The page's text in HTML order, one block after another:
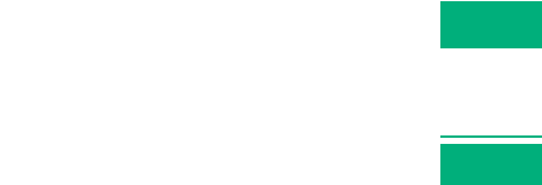
ما و شما
را کامل